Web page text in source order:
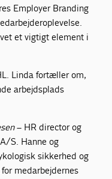
Employer Branding
et vigtigt element i
Linda fortæller om,
arbejdsplads
– HR director og
S. Hanne og
sikkerhed og
medarbejdernes